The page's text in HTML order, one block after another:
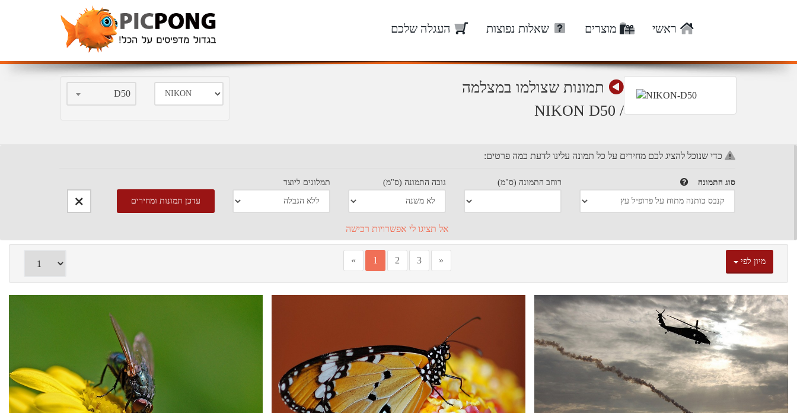
ראשי מוצרים שאלות נפוצות העגלה שלכם
תמונות שצולמו במצלמה
/ NIKON D50
D50
כדי שנוכל להציג לכם מחירים על כל תמונה עלינו לדעת כמה פרטים:
סוג התמונה רוחב התמונה (ס"מ) גובה התמונה (ס"מ) תמלוגים ליוצר
עדכן תמונות ומחירים
אל תציגו לי אפשרויות רכישה
» 1 2 3 « מיון לפי